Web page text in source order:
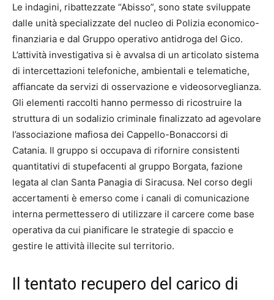
Le indagini, ribattezzate “Abisso”, sono state sviluppate
dalle unità specializzate del nucleo di Polizia economico-
finanziaria e dal Gruppo operativo antidroga del Gico.
L’attività investigativa si è avvalsa di un articolato sistema
di intercettazioni telefoniche, ambientali e telematiche,
affiancate da servizi di osservazione e videosorveglianza.
Gli elementi raccolti hanno permesso di ricostruire la
struttura di un sodalizio criminale finalizzato ad agevolare
l’associazione mafiosa dei Cappello-Bonaccorsi di
Catania. Il gruppo si occupava di rifornire consistenti
quantitativi di stupefacenti al gruppo Borgata, fazione
legata al clan Santa Panagia di Siracusa. Nel corso degli
accertamenti è emerso come i canali di comunicazione
interna permettessero di utilizzare il carcere come base
operativa da cui pianificare le strategie di spaccio e
gestire le attività illecite sul territorio.
Il tentato recupero del carico di